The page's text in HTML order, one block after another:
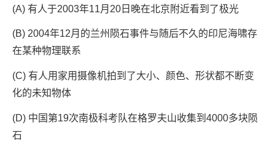
(A) 有人于2003年11月20日晚在北京附近看到了极光
(B) 2004年12月的兰州陨石事件与随后不久的印尼海啸存
在某种物理联系
(C) 有人用家用摄像机拍到了大小、颜色、形状都不断变
化的未知物体
(D) 中国第19次南极科考队在格罗夫山收集到4000多块陨
石